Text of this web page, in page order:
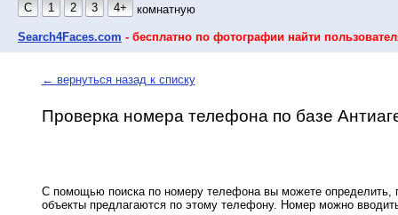
С
1 2 3 4+ комнатную
Search4Faces.com - бесплатно по фотографии найти
← вернуться назад к списку
Проверка номера телефона по базе
С помощью поиска по номеру телефона вы можете определить,
объекты предлагаются по этому телефону. Номер можно